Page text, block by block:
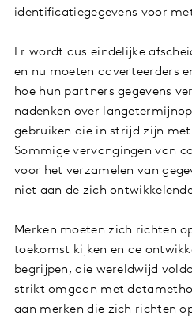
identificatiegegevens voor
Er wordt dus eindelijke
en nu moeten adverteerders
hoe hun partners gegevens
nadenken over
gebruiken die in strijd zijn
Sommige vervangingen van
voor het verzamelen van
niet aan de zich
Merken moeten zich richten
toekomst kijken en de
begrijpen, die wereldwijd
strikt omgaan met
aan merken die zich richten